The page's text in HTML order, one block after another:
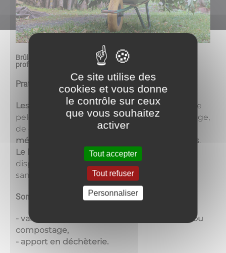
Brûlage à l'air libre des déchets verts des particuliers et des
professionnels :
Pratique interdite.
Les déchets verts(éléments issus de tonte de
pelouses, taille de haies et d'arbustes, d'élagage,
de débroussaillement etc…)
ménages constituent des déchets ménagers.
Le brûlage en est interditen vertu des
dispositions de l'article 84 du règlement
sanitaire départemental type.
Sont à privilégier les solutions :
-valorisation sur place : paillage avec broyat ou
compostage,
- apport en déchèterie.
Ce site utilise des
cookies et vous donne
le contrôle sur ceux
que vous souhaitez
activer
Tout accepter
Tout refuser
Personnaliser